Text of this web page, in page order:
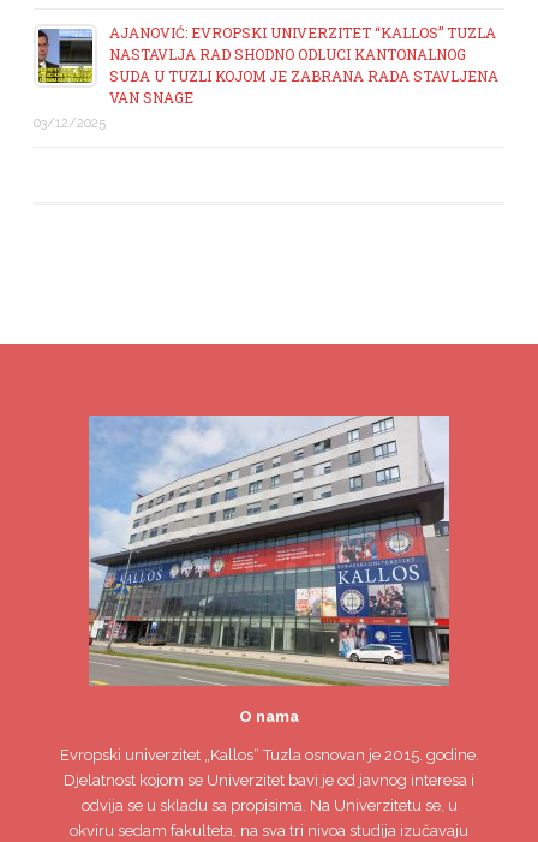
AJANOVIĆ: EVROPSKI UNIVERZITET “KALLOS” TUZLA
NASTAVLJA RAD SHODNO ODLUCI KANTONALNOG
SUDA U TUZLI KOJOM JE ZABRANA RADA STAVLJENA
VAN SNAGE
03/12/2025
O nama
Evropski univerzitet„Kallos“ Tuzla osnovan je 2015. godine.
Djelatnost kojom se Univerzitet bavi je od javnog interesa i
odvija se u skladu sa propisima. Na Univerzitetu se, u
okviru sedam fakulteta, na sva tri nivoa studija izučavaju